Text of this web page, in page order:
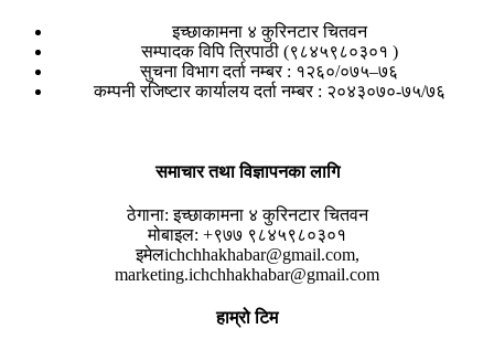
इच्छाकामना ४ कुरिनटार चितवन
सम्पादक विपि त्रिपाठी (९८४५९८०३०१ )
सुचना विभाग दर्ता नम्बर : १२६०/०७५–७६
कम्पनी रजिष्टार कार्यालय दर्ता नम्बर : २०४३०७०-७५/७६
समाचार तथा विज्ञापनका लागि
ठेगाना: इच्छाकामना ४ कुरिनटार चितवन
मोबाइल: +९७७ ९८४५९८०३०१
इमेलichchhakhabar@gmail.com,
marketing.ichchhakhabar@gmail.com
हाम्रो टिम